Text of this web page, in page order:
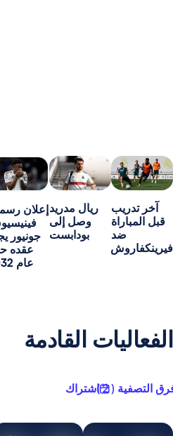
ريال مدريد
وصل إلى
بودابست
إعلان رسمي:
فينيسيوس
جونيور يجدد
هكذا
القادمة
) اشتراك